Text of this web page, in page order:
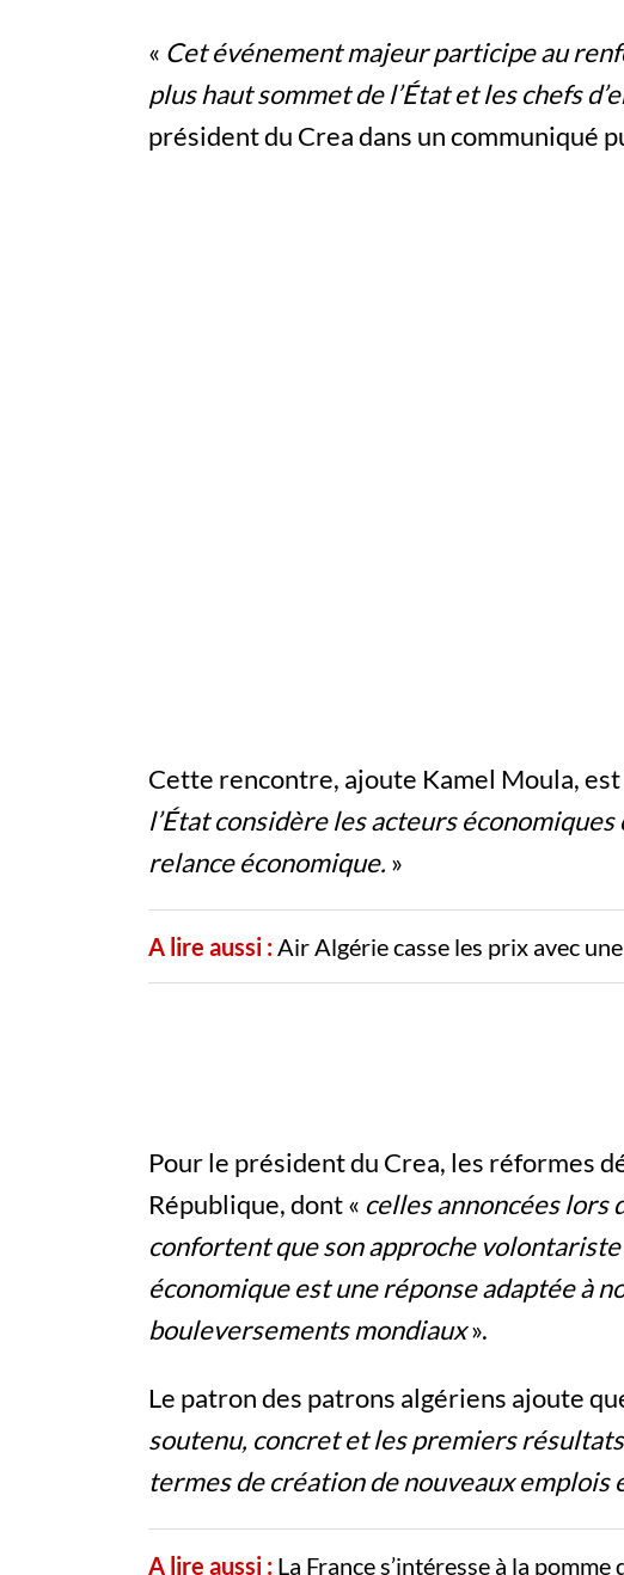
« Cet événement majeur participe au
plus haut sommet de l’État et les chefs
président du Crea dans un communiqué
Cette rencontre, ajoute Kamel Moula, est
l’État considère les acteurs
relance économique. »
A lire aussi :Air Algérie casse les prix avec
Pour le président du Crea, les réformes
République, dont « celles annoncées lors
confortent que son approche
économique est une réponse adaptée à
bouleversements mondiaux».
Le patron des patrons algériens ajoute
soutenu, concret et les premiers
termes de création de nouveaux emplois
A lire aussi : La France s’intéresse à la